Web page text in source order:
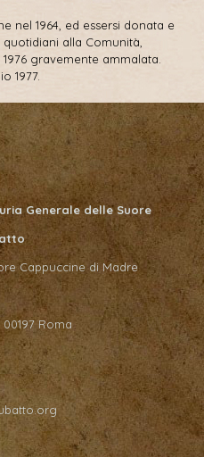
nel 1964, ed essersi donata e
alla Comunità,
gravemente ammalata.
1977.
Generale delle Suore
Cappuccine di Madre
Roma